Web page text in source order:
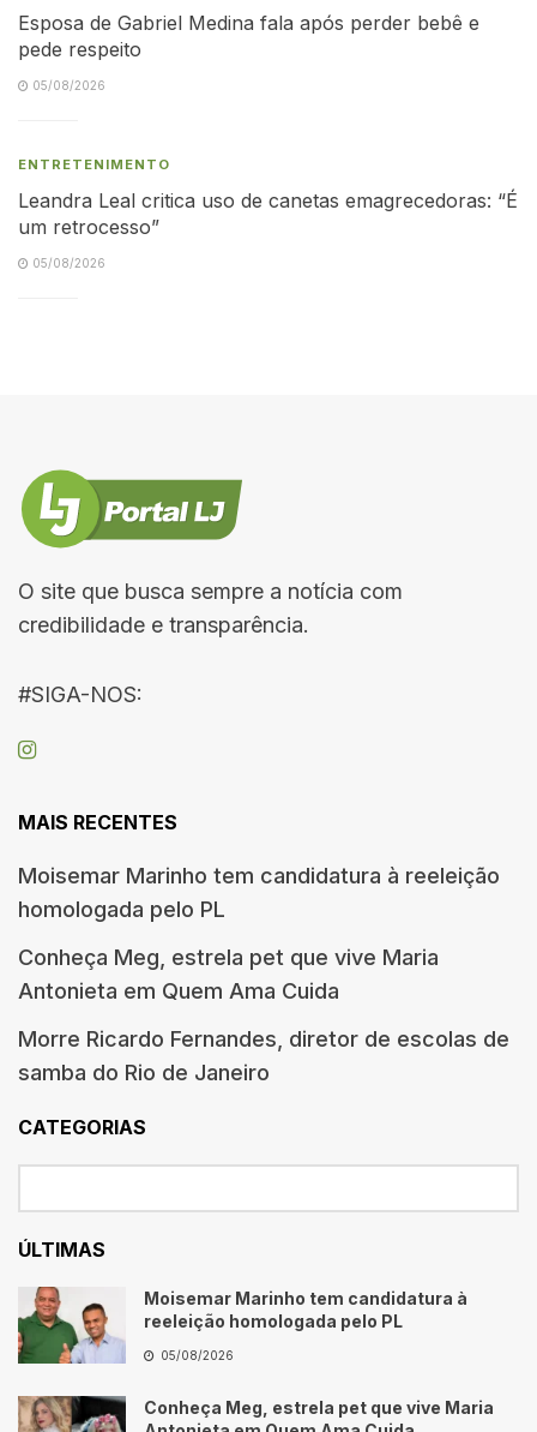
Esposa de Gabriel Medina fala após perder bebê e
pede respeito
05/08/2026
ENTRETENIMENTO
Leandra Leal critica uso de canetas emagrecedoras: “É
um retrocesso”
05/08/2026
O site que busca sempre a notícia com
credibilidade e transparência.
#SIGA-NOS:
MAIS RECENTES
Moisemar Marinho tem candidatura à reeleição
homologada pelo PL
Conheça Meg, estrela pet que vive Maria
Antonieta em Quem Ama Cuida
Morre Ricardo Fernandes, diretor de escolas de
samba do Rio de Janeiro
CATEGORIAS
ÚLTIMAS
Moisemar Marinho tem candidatura à
reeleição homologada pelo PL
05/08/2026
Conheça Meg, estrela pet que vive Maria